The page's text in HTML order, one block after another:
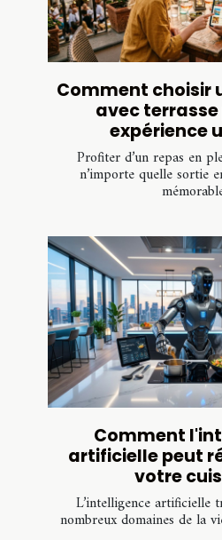
Comment choisir
avec
expérience
Profiter d’un repas en
n’importe quelle sortie
Comment
artificielle peut
votre
L’intelligence artificielle
nombreux domaines de la